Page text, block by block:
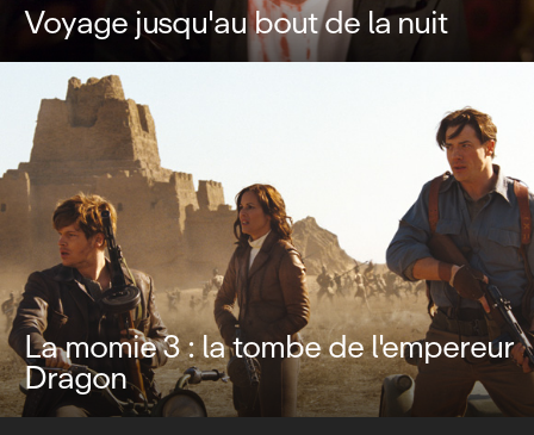
Voyage jusqu'au bout de la nuit
La momie 3 : la tombe de l'empereur
Dragon